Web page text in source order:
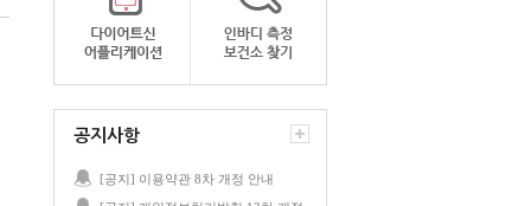
공지사항
[공지] 이용약관 8차 개정 안내